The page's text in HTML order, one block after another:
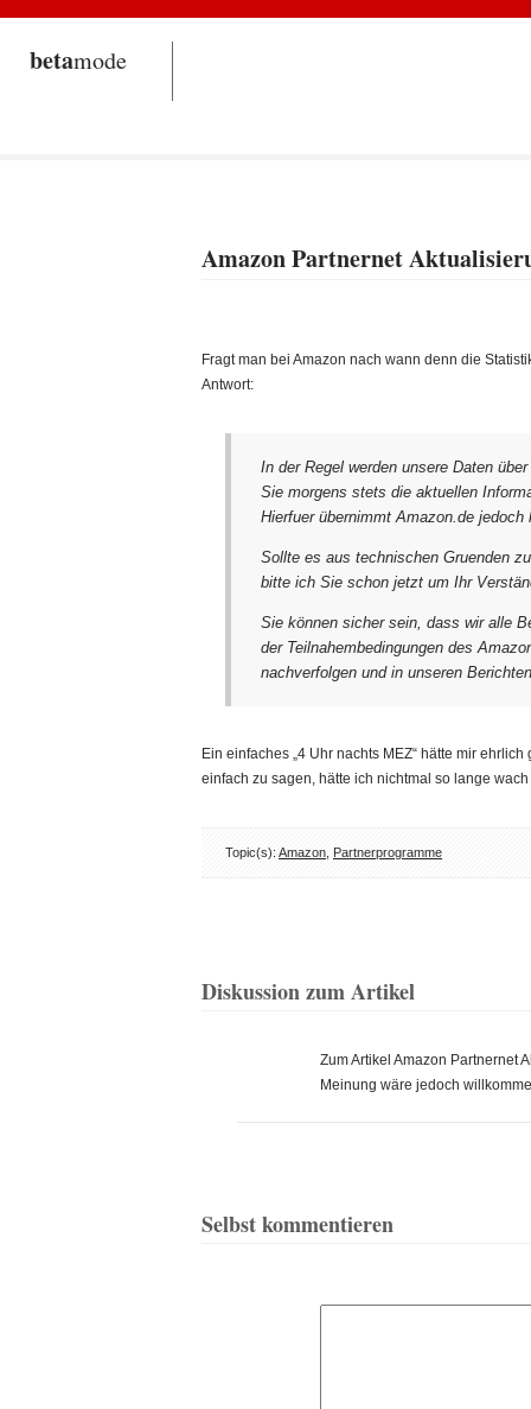
betamode
Amazon Partnernet
Fragt man bei Amazon nach wann denn die
Antwort:
In der Regel werden unsere Daten
Sie morgens stets die aktuellen
Hierfuer übernimmt Amazon.de jedoch
Sollte es aus technischen Gruenden
bitte ich Sie schon jetzt um Ihr
Sie können sicher sein, dass wir alle
der Teilnahembedingungen des
nachverfolgen und in unseren
Ein einfaches „4 Uhr nachts MEZ“ hätte mir
einfach zu sagen, hätte ich nichtmal so lange
Topic(s): Amazon Partnerprogramme
Diskussion zum Artikel
Zum Artikel Amazon Partnernet
Meinung wäre jedoch
Selbst kommentieren